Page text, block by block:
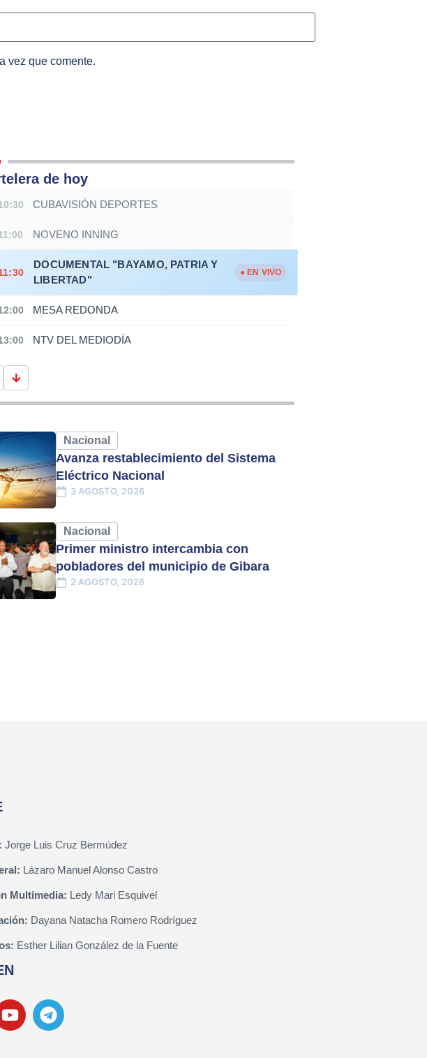
vez que comente.
de hoy
CUBAVISIÓN DEPORTES
NOVENO INNING
DOCUMENTAL "BAYAMO, PATRIA Y
LIBERTAD"
● EN VIVO
MESA REDONDA
NTV DEL MEDIODÍA
Nacional
Avanza restablecimiento del Sistema
Eléctrico Nacional
3 AGOSTO, 2026
Nacional
Primer ministro intercambia con
pobladores del municipio de Gibara
2 AGOSTO, 2026
Jorge Luis Cruz Bermúdez
Lázaro Manuel Alonso Castro
Multimedia: Ledy Mari Esquivel
Dayana Natacha Romero Rodríguez
Esther Lilian González de la Fuente